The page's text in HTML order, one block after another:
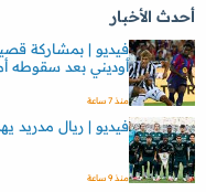
أحدث الأخبار
فيديو | بمشاركة
أوديني بعد سقوطه
منذ 7 ساعة
فيديو | ريال مدريد
منذ 9 ساعة